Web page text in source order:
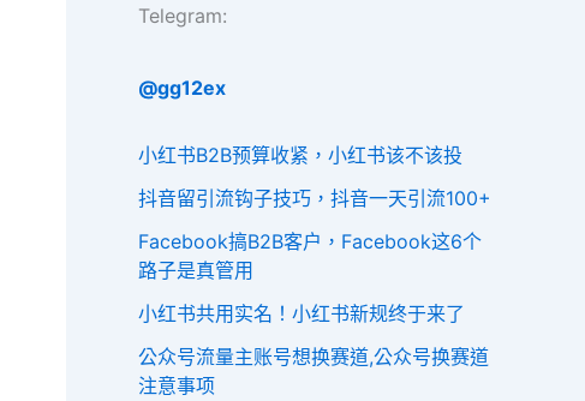
Telegram:
@gg12ex
小红书B2B预算收紧，小红书该不该投
抖音留引流钩子技巧，抖音一天引流100+
Facebook搞B2B客户，Facebook这6个
路子是真管用
小红书共用实名！小红书新规终于来了
公众号流量主账号想换赛道,公众号换赛道
注意事项